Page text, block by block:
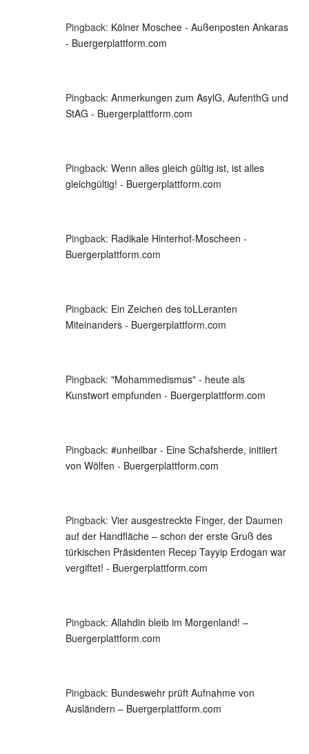
Pingback: Kölner Moschee - Außenposten Ankaras
- Buergerplattform.com
Pingback: Anmerkungen zum AsylG, AufenthG und
StAG - Buergerplattform.com
Pingback: Wenn alles gleich gültig ist, ist alles
gleichgültig! - Buergerplattform.com
Pingback: Radikale Hinterhof-Moscheen -
Buergerplattform.com
Pingback: Ein Zeichen des toLLeranten
Miteinanders - Buergerplattform.com
Pingback: "Mohammedismus" - heute als
Kunstwort empfunden - Buergerplattform.com
Pingback: #unheilbar - Eine Schafsherde, initiiert
von Wölfen - Buergerplattform.com
Pingback: Vier ausgestreckte Finger, der Daumen
auf der Handfläche – schon der erste Gruß des
türkischen Präsidenten Recep Tayyip Erdogan war
vergiftet! - Buergerplattform.com
Pingback: Allahdin bleib im Morgenland! –
Buergerplattform.com
Pingback: Bundeswehr prüft Aufnahme von
Ausländern – Buergerplattform.com